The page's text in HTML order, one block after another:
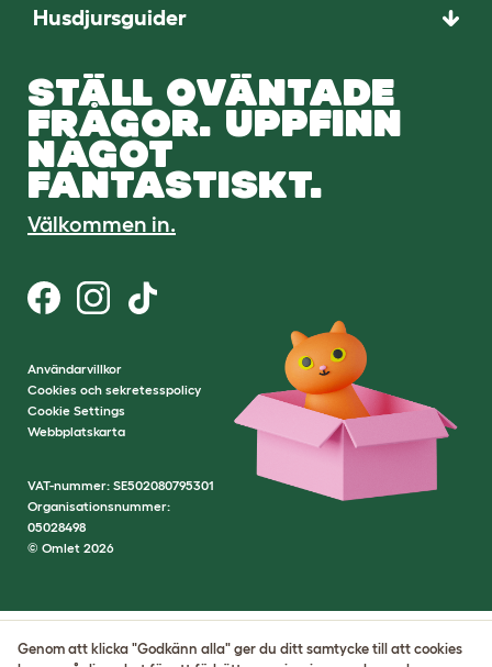
Husdjursguider
STÄLL OVÄNTADE
FRÅGOR. UPPFINN
NÅGOT
FANTASTISKT.
Välkommen in.
Användarvillkor
Cookies och sekretesspolicy
Cookie Settings
Webbplatskarta
VAT-nummer: SE502080795301
Organisationsnummer:
05028498
© Omlet 2026
Genom att klicka "Godkänn alla" ger du ditt samtycke till att cookies